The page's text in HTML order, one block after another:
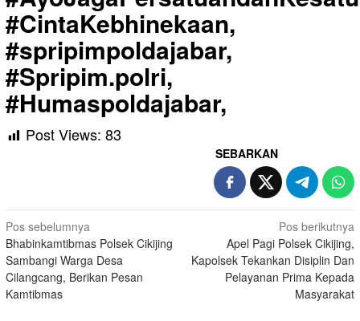
#CintaKebhinekaan,
#spripimpoldajabar,
#Spripim.polri,
#Humaspoldajabar,
Post Views: 83
SEBARKAN
Navigasi
pos
Pos sebelumnya
Bhabinkamtibmas Polsek Cikijing
Sambangi Warga Desa
Cilangcang, Berikan Pesan
Kamtibmas
Pos berikutnya
Apel Pagi Polsek Cikijing,
Kapolsek Tekankan Disiplin Dan
Pelayanan Prima Kepada
Masyarakat